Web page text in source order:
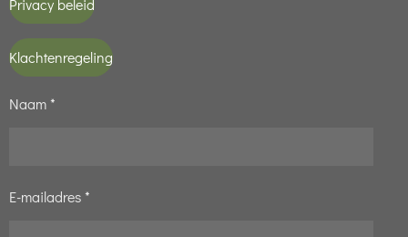
Privacy beleid
Klachtenregeling
Naam *
E-mailadres *